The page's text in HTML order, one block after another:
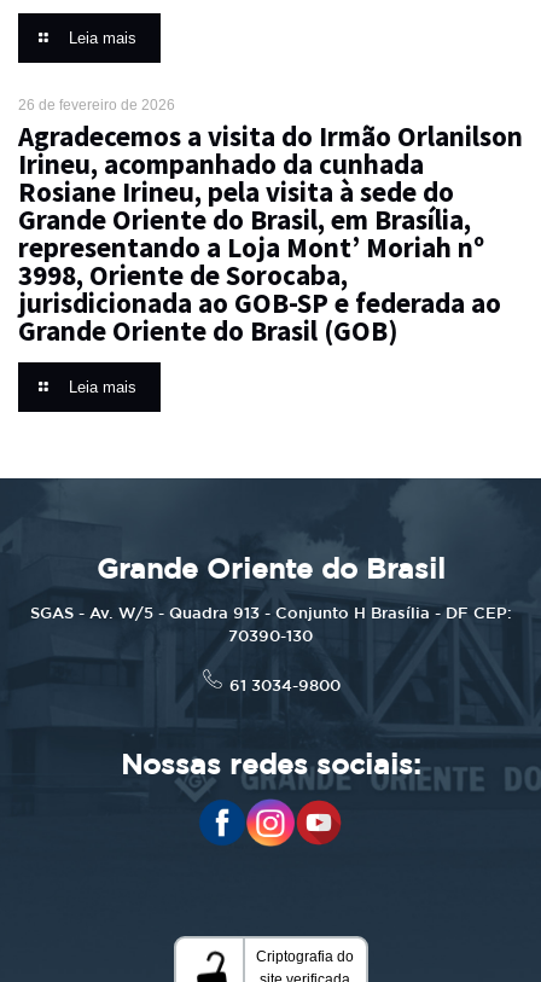
Leia mais
26 de fevereiro de 2026
Agradecemos a visita do Irmão Orlanilson
Irineu, acompanhado da cunhada
Rosiane Irineu, pela visita à sede do
Grande Oriente do Brasil, em Brasília,
representando a Loja Mont’ Moriah nº
3998, Oriente de Sorocaba,
jurisdicionada ao GOB-SP e federada ao
Grande Oriente do Brasil (GOB)
Leia mais
Grande Oriente do Brasil
SGAS - Av. W/5 - Quadra 913 - Conjunto H Brasília - DF CEP:
70390-130
61 3034-9800
Nossas redes sociais: